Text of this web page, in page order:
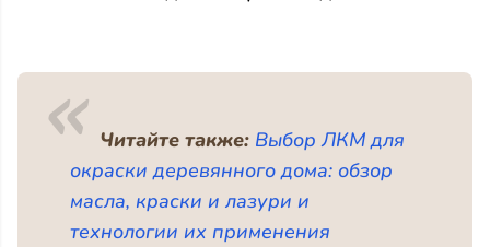
Читайте также: Выбор ЛКМ для
окраски деревянного дома: обзор
масла, краски и лазури и
технологии их применения